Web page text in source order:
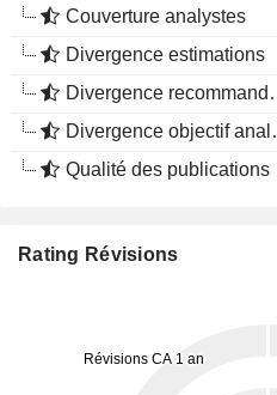
Couverture analystes
Divergence estimations
Divergence recommandations analystes
Divergence objectif analystes
Qualité des publications
Rating Révisions